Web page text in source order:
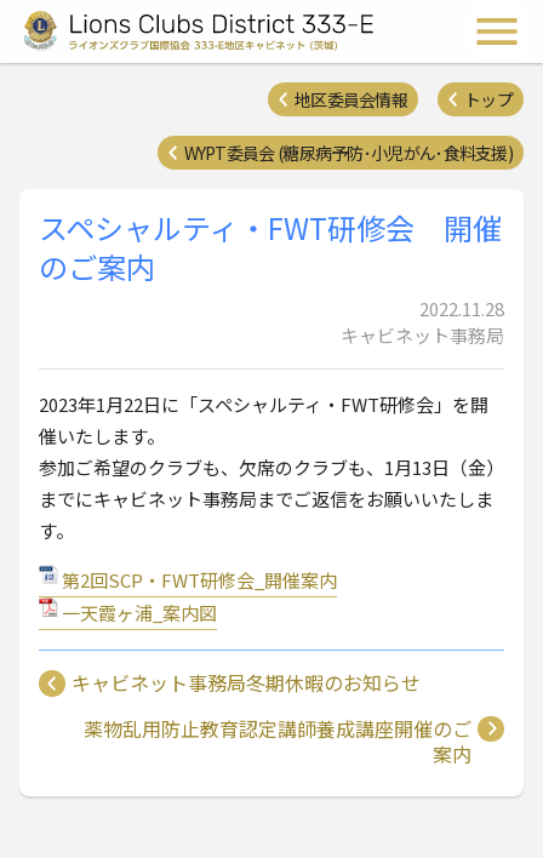
ライオンズクラ
トップ
地区委員会情報
WYPT委員会 (糖尿病予防･小児がん･食料支援)
スペシャルティ・FWT研修会 開催
のご案内
2022.11.28
キャビネット事務局
2023年1月22日に「スペシャルティ・FWT研修会」を開
催いたします。
参加ご希望のクラブも、欠席のクラブも、1月13日（金）
までにキャビネット事務局までご返信をお願いいたしま
す。
第2回SCP・FWT研修会_開催案内
一天霞ヶ浦_案内図
キャビネット事務局冬期休暇のお知らせ
薬物乱用防止教育認定講師養成講座開催のご
案内